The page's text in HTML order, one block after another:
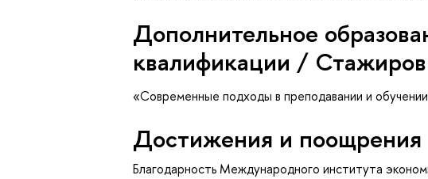
Дополнительное
квалификации /
«Современные подходы в преподавании и
Достижения и поощрения
Благодарность Международного института